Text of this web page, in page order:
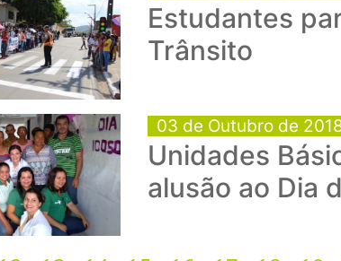
Estudantes
Trânsito
03 de Outubro de
Unidades
alusão ao Dia